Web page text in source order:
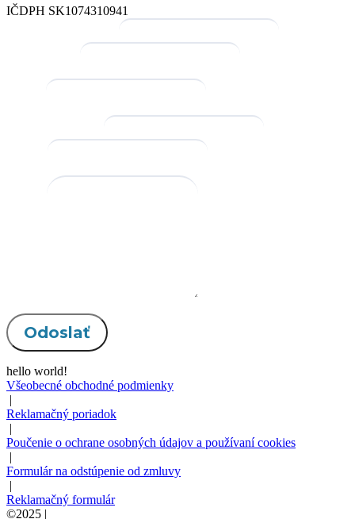
IČDPH SK1074310941
Odoslať
hello world!
Všeobecné obchodné podmienky
|
Reklamačný poriadok
|
Poučenie o ochrane osobných údajov a používaní cookies
|
Formulár na odstúpenie od zmluvy
|
Reklamačný formulár
©2025 |